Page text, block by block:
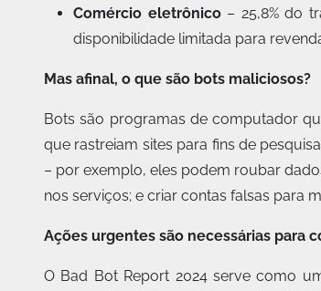
Comércio eletrônico– 25,8% do
disponibilidade limitada para
Mas afinal, o que são bots maliciosos?
Bots são programas de computador
que rastreiam sites para fins de
– por exemplo, eles podem roubar
nos serviços; e criar contas falsas para
Ações urgentes são necessárias para
O Bad Bot Report 2024 serve como